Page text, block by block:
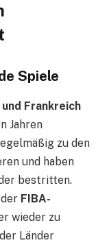
Spiele
Frankreich
Jahren
zu den
und haben
bestritten.
FIBA-
wieder zu
Länder